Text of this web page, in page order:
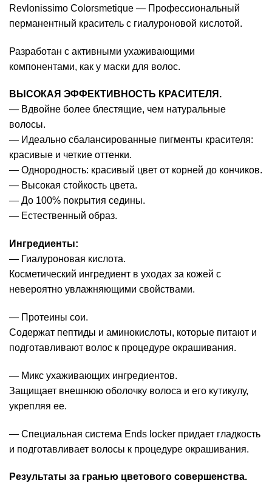
Revlonissimo Colorsmetique — Профессиональный
перманентный краситель с гиалуроновой кислотой.
Разработан с активными ухаживающими
компонентами, как у маски для волос.
ВЫСОКАЯ ЭФФЕКТИВНОСТЬ КРАСИТЕЛЯ.
— Вдвойне более блестящие, чем натуральные
волосы.
— Идеально сбалансированные пигменты красителя:
красивые и четкие оттенки.
— Однородность: красивый цвет от корней до кончиков.
— Высокая стойкость цвета.
— До 100% покрытия седины.
— Естественный образ.
Ингредиенты:
— Гиалуроновая кислота.
Косметический ингредиент в уходах за кожей с
невероятно увлажняющими свойствами.
— Протеины сои.
Содержат пептиды и аминокислоты, которые питают и
подготавливают волос к процедуре окрашивания.
— Микс ухаживающих ингредиентов.
Защищает внешнюю оболочку волоса и его кутикулу,
укрепляя ее.
— Специальная система Ends locker придает гладкость
и подготавливает волосы к процедуре окрашивания.
Результаты за гранью цветового совершенства.